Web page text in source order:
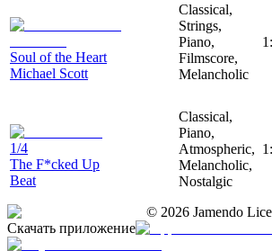
Soul of the Heart
Michael Scott
Classical,
Strings,
Piano,
Filmscore,
Melancholic
1/4
The F*cked Up
Beat
Classical,
Piano,
Atmospheric,
Melancholic,
Nostalgic
© 2026 Jamendo
Скачать приложение